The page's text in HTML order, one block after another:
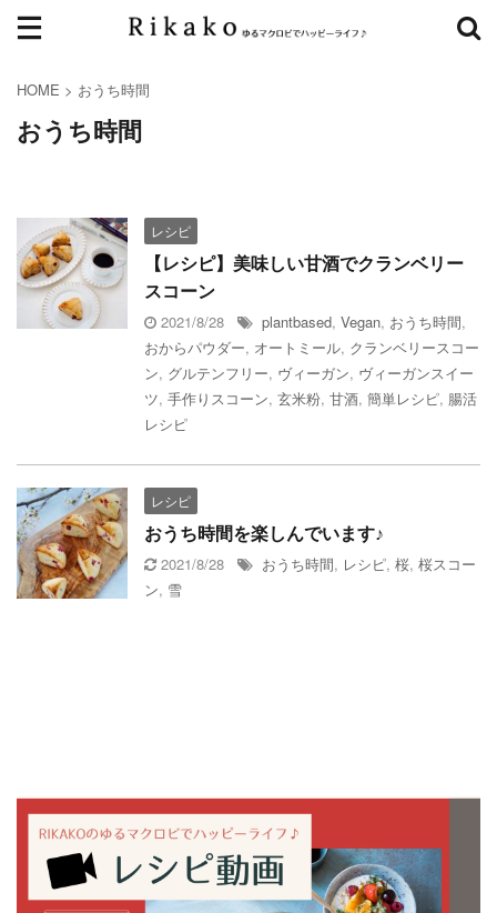
HOME > おうち時間
おうち時間
レシピ
【レシピ】美味しい甘酒でクランベリー
スコーン
2021/8/28 plantbased, Vegan, おうち時間,
おからパウダー, オートミール, クランベリースコー
ン, グルテンフリー, ヴィーガン, ヴィーガンスイー
ツ, 手作りスコーン, 玄米粉, 甘酒, 簡単レシピ, 腸活
レシピ
レシピ
おうち時間を楽しんでいます♪
2021/8/28 おうち時間, レシピ, 桜, 桜スコー
ン, 雪